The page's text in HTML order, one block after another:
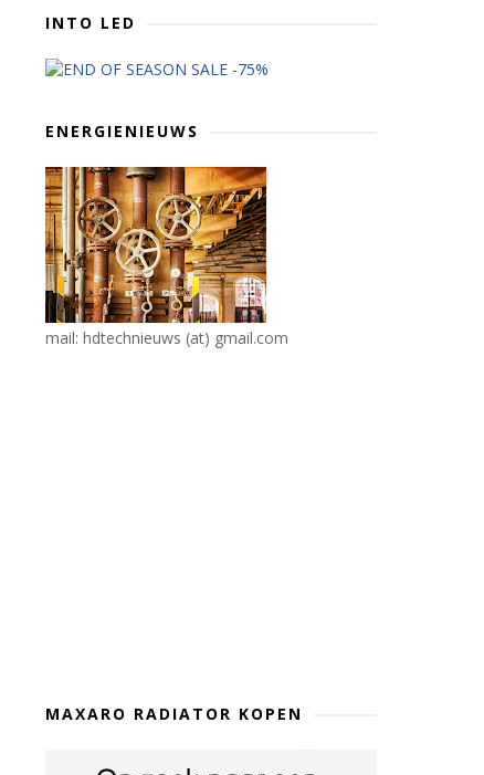
INTO LED
ENERGIENIEUWS
mail: hdtechnieuws (at) gmail.com
MAXARO RADIATOR KOPEN